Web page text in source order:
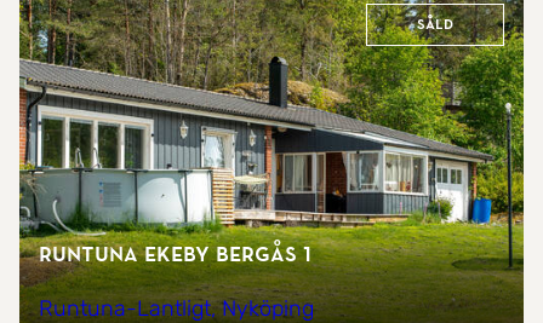
Såld
Runtuna Ekeby Bergås 1
Runtuna-Lantligt, Nyköping